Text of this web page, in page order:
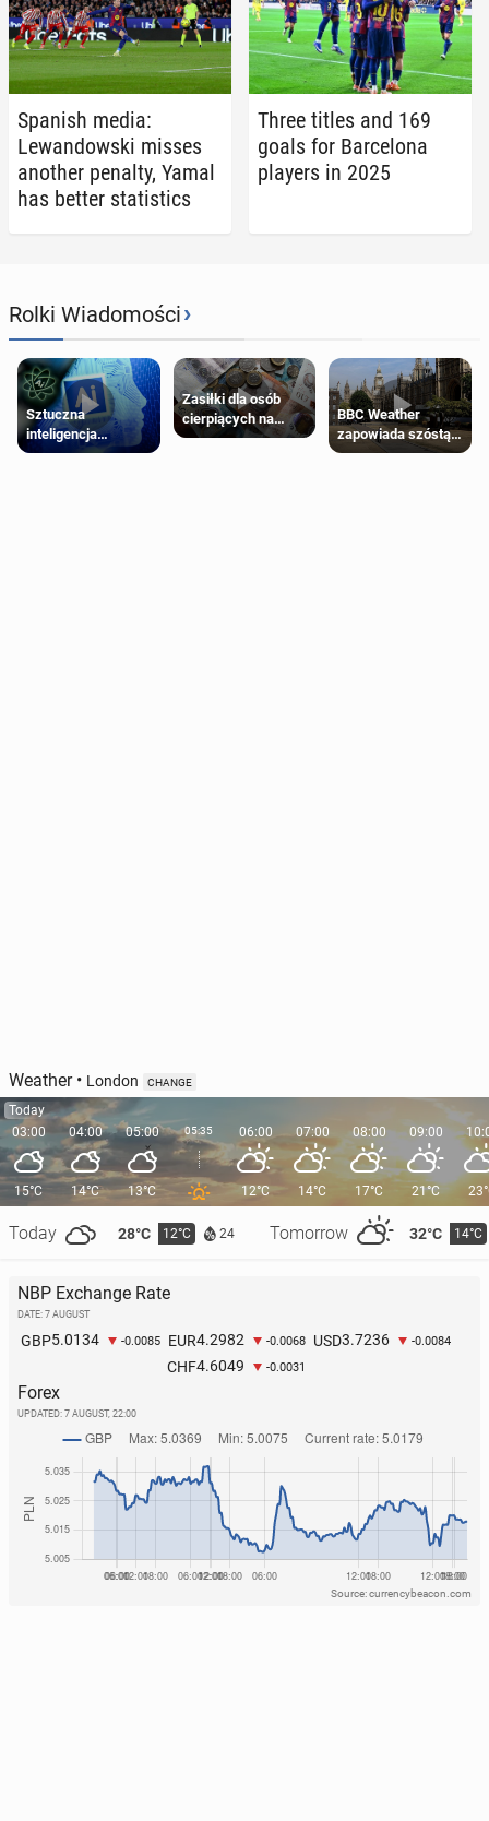
Spanish media:
Lewandows­ki misses
another penalty, Yamal
has better sta­tis­tics
Three titles and 169
goals for Barcelona
players in 2025
Rolki Wiadomości›
Sztuczna
inteligencja
próbowała oszukać
Zasiłki dla osób
cierpiących na
schorzenia
BBC Weather
zapowiada szóstą
falę upałów w
Weather• London CHANGE
Today
03:00
15°C
Today 28°C 12°C 24 Tomorrow 32°C 14°C
04:00
14°C
05:00
13°C
05:35 06:00
12°C
07:00
14°C
08:00
17°C
09:00
21°C
NBP Exchange Rate
DATE: 7 AUGUST
GBP5.0134 -0.0085 EUR4.2982 -0.0068 USD3.7236 -0.0084
CHF4.6049 -0.0031
Forex
UPDATED: 7 AUGUST, 22:00
Source: currencybeacon.com